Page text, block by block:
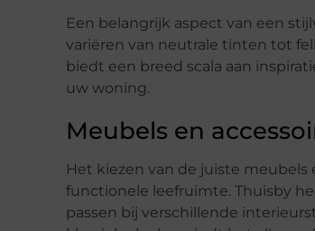
Een belangrijk aspect van een
variëren van neutrale tinten tot
biedt een breed scala aan
uw woning.
Meubels en
Het kiezen van de juiste meubels
functionele leefruimte. Thuisby
passen bij verschillende